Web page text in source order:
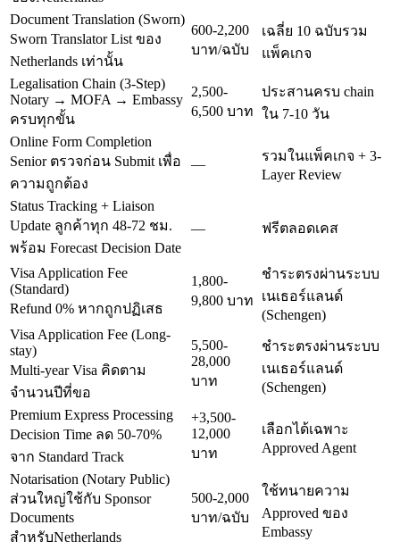
Document Translation (Sworn)
Sworn Translator List ของ
Netherlands เท่านั้น
600-2,200
บาท/ฉบับ
เฉลี่ย 10 ฉบับรวม
แพ็คเกจ
Legalisation Chain (3-Step)
Notary → MOFA → Embassy
ครบทุกขั้น
2,500-
6,500 บาท
ประสานครบ chain
ใน 7-10 วัน
Online Form Completion
Senior ตรวจก่อน Submit เพื่อ
ความถูกต้อง
—
รวมในแพ็คเกจ + 3-
Layer Review
Status Tracking + Liaison
Update ลูกค้าทุก 48-72 ชม.
พร้อม Forecast Decision Date
— ฟรีตลอดเคส
Visa Application Fee
(Standard)
Refund 0% หากถูกปฏิเสธ
1,800-
9,800 บาท
ชำระตรงผ่านระบบ
เนเธอร์แลนด์
(Schengen)
Visa Application Fee (Long-
stay)
Multi-year Visa คิดตาม
จำนวนปีที่ขอ
5,500-
28,000
บาท
ชำระตรงผ่านระบบ
เนเธอร์แลนด์
(Schengen)
Premium Express Processing
Decision Time ลด 50-70%
จาก Standard Track
+3,500-
12,000
บาท
เลือกได้เฉพาะ
Approved Agent
Notarisation (Notary Public)
ส่วนใหญ่ใช้กับ Sponsor
Documents
สำหรับNetherlands
500-2,000
บาท/ฉบับ
ใช้ทนายความ
Approved ของ
Embassy